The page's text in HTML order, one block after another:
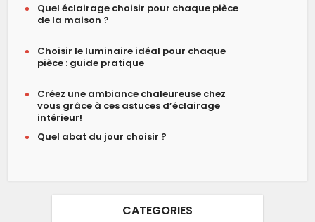
Quel éclairage choisir pour chaque pièce
de la maison ?
Choisir le luminaire idéal pour chaque
pièce : guide pratique
Créez une ambiance chaleureuse chez
vous grâce à ces astuces d’éclairage
intérieur!
Quel abat du jour choisir ?
CATEGORIES